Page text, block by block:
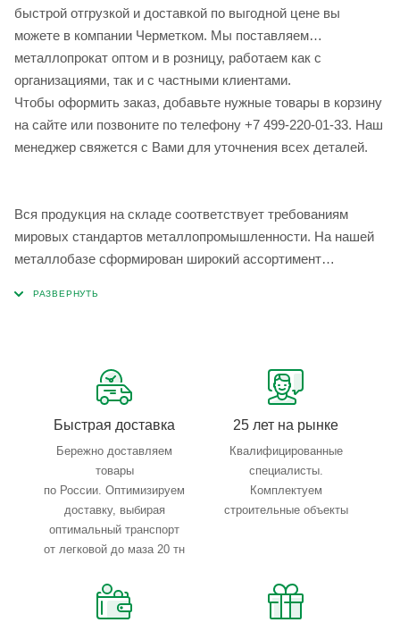
быстрой отгрузкой и доставкой по выгодной цене вы
можете в компании Черметком. Мы поставляем
металлопрокат оптом и в розницу, работаем как с
организациями, так и с частными клиентами.
Чтобы оформить заказ, добавьте нужные товары в корзину
на сайте или позвоните по телефону +7 499-220-01-33. Наш
менеджер свяжется с Вами для уточнения всех деталей.
Вся продукция на складе соответствует требованиям
мировых стандартов металлопромышленности. На нашей
металлобазе сформирован широкий ассортимент
Быстрая доставка
Бережно доставляем
товары
по России. Оптимизируем
доставку, выбирая
оптимальный транспорт
от легковой до маза 20 тн
25 лет на рынке
Квалифицированные
специалисты.
Комплектуем
строительные объекты